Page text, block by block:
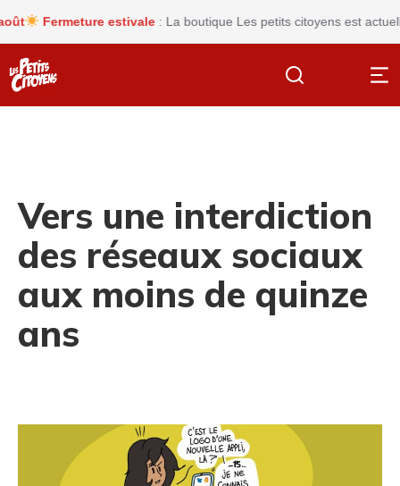
Fermeture estivale: La boutique Les petits citoyens est
Vers une interdiction
des réseaux sociaux
aux moins de quinze
ans